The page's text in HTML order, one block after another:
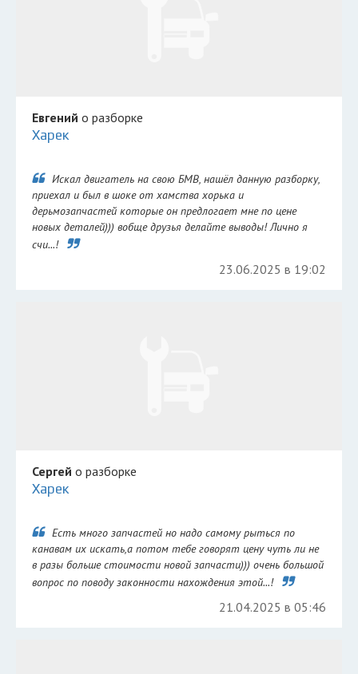
Евгений о разборке
Харек
Искал двигатель на свою БМВ, нашёл данную разборку,
приехал и был в шоке от хамства хорька и
дерьмозапчастей которые он предлогает мне по цене
новых деталей))) вобще друзья делайте выводы! Лично я
счи...!
23.06.2025 в 19:02
Сергей о разборке
Харек
Есть много запчастей но надо самому рыться по
канавам их искать,а потом тебе говорят цену чуть ли не
в разы больше стоимости новой запчасти))) очень большой
вопрос по поводу законности нахождения этой...!
21.04.2025 в 05:46